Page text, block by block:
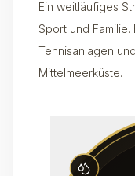
Ein weitläufiges
Sport und
Tennisanlagen
Mittelmeerküste.